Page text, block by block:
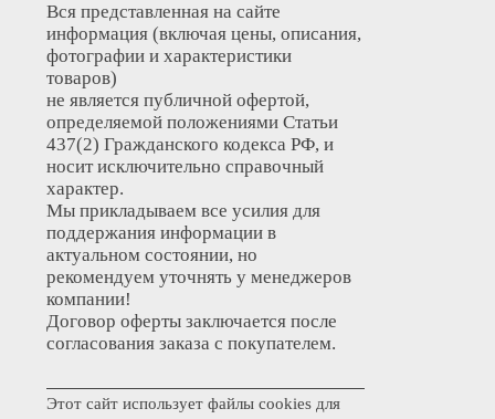
Вся представленная на сайте
информация (включая цены, описания,
фотографии и характеристики
товаров)
не является публичной офертой,
определяемой положениями Статьи
437(2) Гражданского кодекса РФ, и
носит исключительно справочный
характер.
Мы прикладываем все усилия для
поддержания информации в
актуальном состоянии, но
рекомендуем уточнять у менеджеров
компании!
Договор оферты заключается после
согласования заказа с покупателем.
Этот сайт использует файлы cookies для